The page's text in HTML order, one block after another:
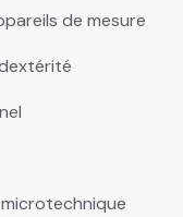
de mesure